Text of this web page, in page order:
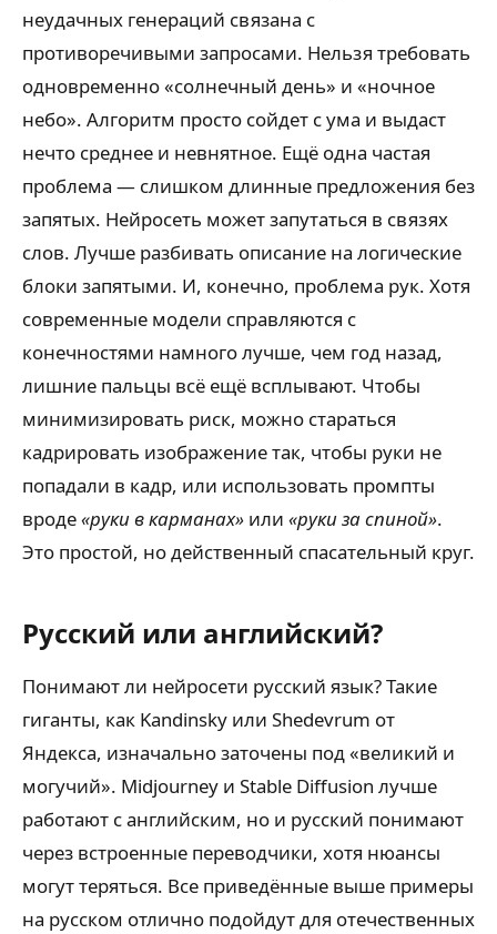
неудачных генераций связана с
противоречивыми запросами. Нельзя требовать
одновременно «солнечный день» и «ночное
небо». Алгоритм просто сойдет с ума и выдаст
нечто среднее и невнятное. Ещё одна частая
проблема — слишком длинные предложения без
запятых. Нейросеть может запутаться в связях
слов. Лучше разбивать описание на логические
блоки запятыми. И, конечно, проблема рук. Хотя
современные модели справляются с
конечностями намного лучше, чем год назад,
лишние пальцы всё ещё всплывают. Чтобы
минимизировать риск, можно стараться
кадрировать изображение так, чтобы руки не
попадали в кадр, или использовать промпты
вроде«руки в карманах» или «руки за спиной».
Это простой, но действенный спасательный круг.
Русский или английский?
Понимают ли нейросети русский язык? Такие
гиганты, как Kandinsky или Shedevrum от
Яндекса, изначально заточены под «великий и
могучий». Midjourney и Stable Diffusion лучше
работают с английским, но и русский понимают
через встроенные переводчики, хотя нюансы
могут теряться. Все приведённые выше примеры
на русском отлично подойдут для отечественных